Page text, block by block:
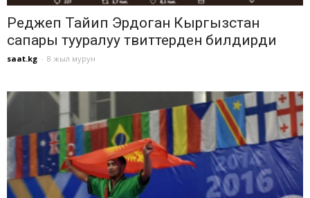
Реджеп Тайип Эрдоган Кыргызстан
сапары тууралуу твиттерден билдирди
saat.kg - 8 жыл мурун